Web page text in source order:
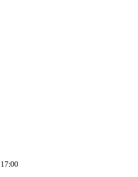
| Recht und Steuern Spanien
sich rechtliche Sicherheit für Ihr
uns kurz, worum es geht (z.B.
Erbschaft, Firmengründung). Wir